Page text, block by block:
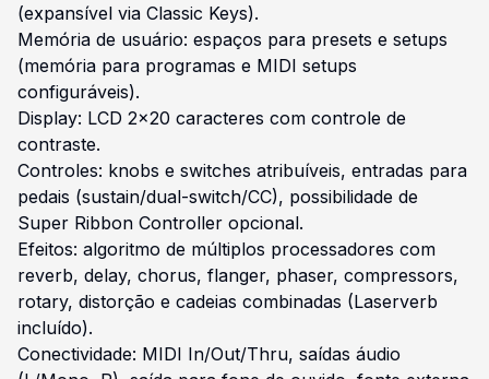
(expansível via Classic Keys).
Memória de usuário: espaços para presets e setups
(memória para programas e MIDI setups
configuráveis).
Display: LCD 2×20 caracteres com controle de
contraste.
Controles: knobs e switches atribuíveis, entradas para
pedais (sustain/dual-switch/CC), possibilidade de
Super Ribbon Controller opcional.
Efeitos: algoritmo de múltiplos processadores com
reverb, delay, chorus, flanger, phaser, compressors,
rotary, distorção e cadeias combinadas (Laserverb
incluído).
Conectividade: MIDI In/Out/Thru, saídas áudio